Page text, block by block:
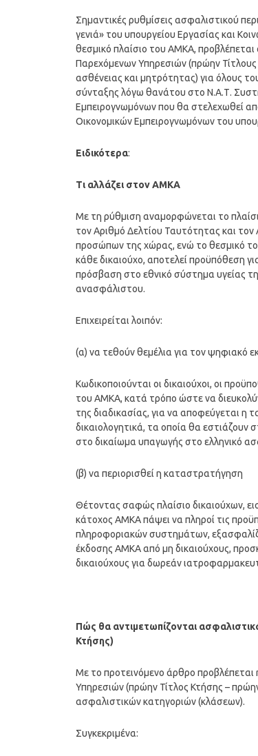
Σημαντικές ρυθμίσεις ασφαλιστικού
γενιά» του υπουργείου Εργασίας και
θεσμικό πλαίσιο του ΑΜΚΑ,
Παρεχόμενων Υπηρεσιών (πρώην Τίτλους
ασθένειας και μητρότητας) για όλους
σύνταξης λόγω θανάτου στο Ν.Α.Τ.
Εμπειρογνωμόνων που θα στελεχωθεί
Οικονομικών Εμπειρογνωμόνων του
Ειδικότερα:
Τι αλλάζει στον ΑΜΚΑ
Με τη ρύθμιση αναμορφώνεται το
τον Αριθμό Δελτίου Ταυτότητας και
προσώπων της χώρας, ενώ το θεσμικό
κάθε δικαιούχο, αποτελεί προϋπόθεση
πρόσβαση στο εθνικό σύστημα υγείας
ανασφάλιστου.
Επιχειρείται λοιπόν:
(α) να τεθούν θεμέλια για τον ψηφιακό
Κωδικοποιούνται οι δικαιούχοι, οι
του ΑΜΚΑ, κατά τρόπο ώστε να
της διαδικασίας, για να αποφεύγεται
δικαιολογητικά, τα οποία θα
στο δικαίωμα υπαγωγής στο ελληνικό
(β) να περιορισθεί η καταστρατήγηση
Θέτοντας σαφώς πλαίσιο δικαιούχων,
κάτοχος ΑΜΚΑ πάψει να πληροί τις
πληροφοριακών συστημάτων,
έκδοσης ΑΜΚΑ από μη δικαιούχους,
δικαιούχους για δωρεάν
Πώς θα αντιμετωπίζονται
Κτήσης)
Με το προτεινόμενο άρθρο
Υπηρεσιών (πρώην Τίτλος Κτήσης –
ασφαλιστικών κατηγοριών (κλάσεων).
Συγκεκριμένα: